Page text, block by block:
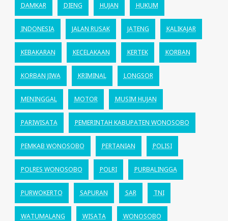
DAMKAR DIENG HUJAN HUKUM
INDONESIA JALAN RUSAK JATENG KALIKAJAR
KEBAKARAN KECELAKAAN KERTEK KORBAN
KORBAN JIWA KRIMINAL LONGSOR
MENINGGAL MOTOR MUSIM HUJAN
PARIWISATA PEMERINTAH KABUPATEN WONOSOBO
PEMKAB WONOSOBO PERTANIAN POLISI
POLRES WONOSOBO POLRI PURBALINGGA
PURWOKERTO SAPURAN SAR TNI
WATUMALANG WISATA WONOSOBO